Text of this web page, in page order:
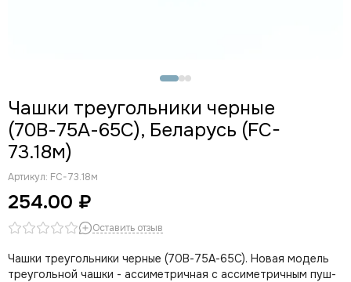
Чашки треугольники черные
(70В-75А-65С), Беларусь (FC-
73.18м)
Артикул: FC-73.18м
254.00 ₽
Оставить отзыв
Чашки треугольники черные (70В-75А-65С). Новая модель
треугольной чашки - ассиметричная с ассиметричным пуш-